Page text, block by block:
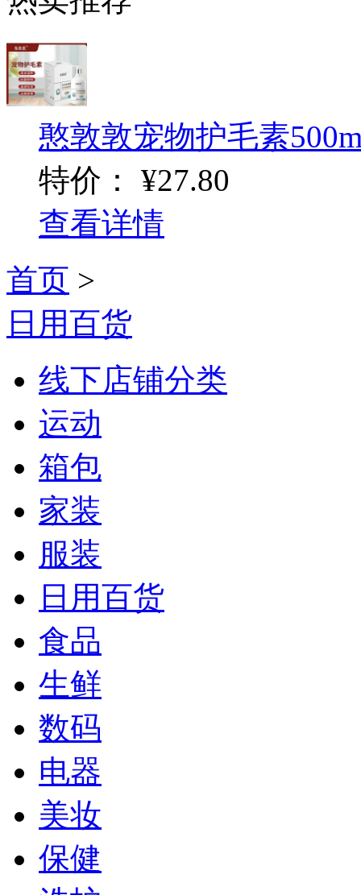
憨敦敦宠物护毛素
特价：
¥27.80
查看详情
首页 >
日用百货
线下店铺分类
运动
箱包
家装
服装
日用百货
食品
生鲜
数码
电器
美妆
保健